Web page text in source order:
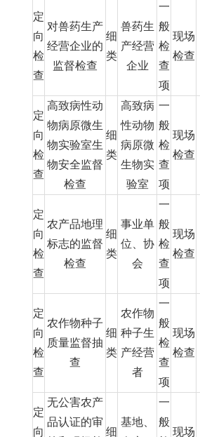
定
向
检
查
对兽药生产
经营企业的
监督检查
细
类
兽药生
产经营
企业
一
般
检
查
项
现场
检查
定
向
检
查
高致病性动
物病原微生
物实验室生
物安全监督
检查
细
类
高致病
性动物
病原微
生物实
验室
一
般
检
查
项
现场
检查
定
向
检
查
农产品地理
标志的监督
检查
细
类
事业单
位、协
会
一
般
检
查
项
现场
检查
定
向
检
查
农作物种子
质量监督抽
查
细
类
农作物
种子生
产经营
者
一
般
检
查
项
现场
检查
定
向
无公害农产
品认证的审
细
基地、
一
般
现场